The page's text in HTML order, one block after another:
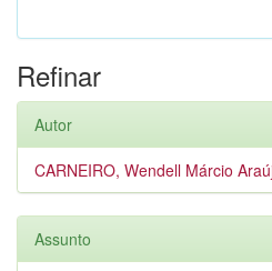
Refinar
Autor
CARNEIRO, Wendell Márcio
Assunto